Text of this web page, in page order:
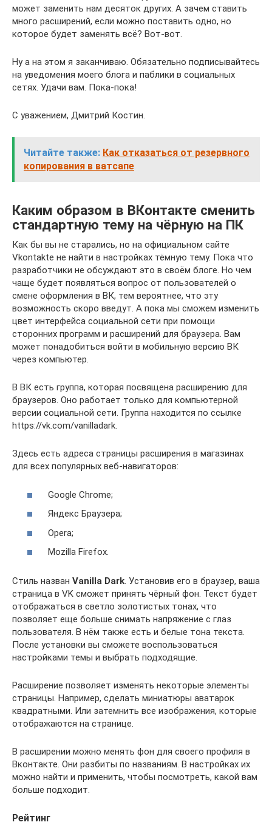
может заменить нам десяток других. А зачем ставить
много расширений, если можно поставить одно, но
которое будет заменять всё? Вот-вот.
Ну а на этом я заканчиваю. Обязательно подписывайтесь
на уведомения моего блога и паблики в социальных
сетях. Удачи вам. Пока-пока!
С уважением, Дмитрий Костин.
Читайте также: Как отказаться от резервного
копирования в ватсапе
Каким образом в ВКонтакте сменить
стандартную тему на чёрную на ПК
Как бы вы не старались, но на официальном сайте
Vkontakte не найти в настройках тёмную тему. Пока что
разработчики не обсуждают это в своём блоге. Но чем
чаще будет появляться вопрос от пользователей о
смене оформления в ВК, тем вероятнее, что эту
возможность скоро введут. А пока мы сможем изменить
цвет интерфейса социальной сети при помощи
сторонних программ и расширений для браузера. Вам
может понадобиться войти в мобильную версию ВК
через компьютер.
В ВК есть группа, которая посвящена расширению для
браузеров. Оно работает только для компьютерной
версии социальной сети. Группа находится по ссылке
https://vk.com/vanilladark.
Здесь есть адреса страницы расширения в магазинах
для всех популярных веб-навигаторов:
Google Chrome;
Яндекс Браузера;
Opera;
Mozilla Firefox.
Стиль назван Vanilla Dark. Установив его в браузер, ваша
страница в VK сможет принять чёрный фон. Текст будет
отображаться в светло золотистых тонах, что
позволяет еще больше снимать напряжение с глаз
пользователя. В нём также есть и белые тона текста.
После установки вы сможете воспользоваться
настройками темы и выбрать подходящие.
Расширение позволяет изменять некоторые элементы
страницы. Например, сделать миниатюры аватарок
квадратными. Или затемнить все изображения, которые
отображаются на странице.
В расширении можно менять фон для своего профиля в
Вконтакте. Они разбиты по названиям. В настройках их
можно найти и применить, чтобы посмотреть, какой вам
больше подходит.
Рейтинг